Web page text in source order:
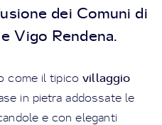
dei Comuni di
Vigo Rendena.
come il tipico villaggio
in pietra addossate le
e con eleganti